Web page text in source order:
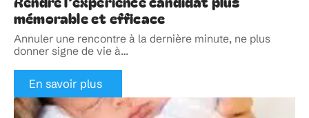
mémorable et efficace
Annuler une rencontre à la dernière minute, ne plus
donner signe de vie à…
En savoir plus